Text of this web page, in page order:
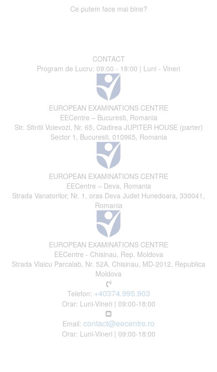
Ce putem face mai bine?
CONTACT
Program de Lucru: 09:00 - 18:00 | Luni - Vineri
EUROPEAN EXAMINATIONS CENTRE
EECentre – Bucuresti, Romania
Str. Sfintii Voievozi, Nr. 65, Cladirea JUPITER HOUSE (parter)
Sector 1, Bucuresti, 010965, Romania
EUROPEAN EXAMINATIONS CENTRE
EECentre – Deva, Romania
Strada Vanatorilor, Nr. 1, oras Deva Judet Hunedoara, 330041,
Romania
EUROPEAN EXAMINATIONS CENTRE
EECentre - Chisinau, Rep. Moldova
Strada Vlaicu Parcalab, Nr. 52A, Chisinau, MD-2012, Republica
Moldova
Telefon: +40374.995.903
Orar: Luni-Vineri | 09:00-18:00
Email: contact@eecentre.ro
Orar: Luni-Vineri | 09:00-18:00